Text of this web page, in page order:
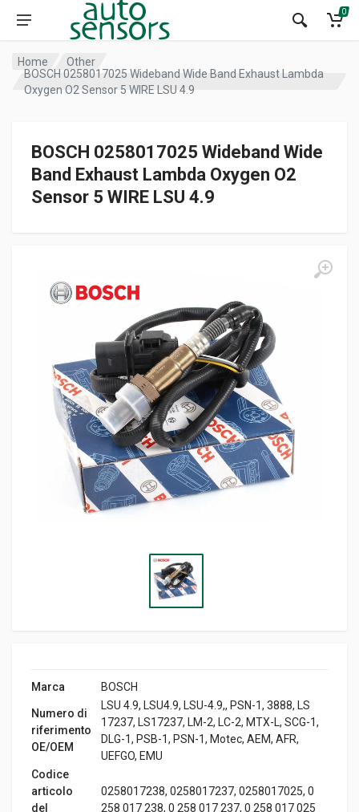
0
Home
Other
BOSCH 0258017025 Wideband Wide Band Exhaust Lambda
Oxygen O2 Sensor 5 WIRE LSU 4.9
BOSCH 0258017025 Wideband Wide
Band Exhaust Lambda Oxygen O2
Sensor 5 WIRE LSU 4.9
Marca BOSCH
Numero di
riferimento
OE/OEM
LSU 4.9, LSU4.9, LSU-4.9,, PSN-1, 3888, LS
17237, LS17237, LM-2, LC-2, MTX-L, SCG-1,
DLG-1, PSB-1, PSN-1, Motec, AEM, AFR,
UEFGO, EMU
Codice
articolo
del
0258017238, 0258017237, 0258017025, 0
258 017 238, 0 258 017 237, 0 258 017 025